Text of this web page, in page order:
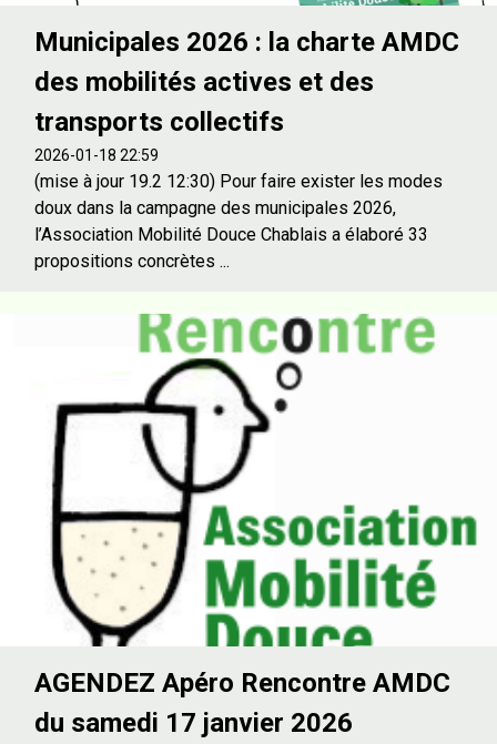
Municipales 2026 : la charte AMDC
des mobilités actives et des
transports collectifs
2026-01-18 22:59
(mise à jour 19.2 12:30) Pour faire exister les modes
doux dans la campagne des municipales 2026,
l’Association Mobilité Douce Chablais a élaboré 33
propositions concrètes ...
AGENDEZ Apéro Rencontre AMDC
du samedi 17 janvier 2026